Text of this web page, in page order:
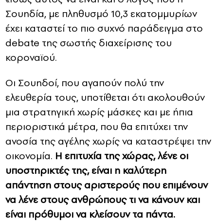
Σουηδία, με πληθυσμό 10,3 εκατομμυρίων
έχει καταστεί το πιο συχνό παράδειγμα στο
debate της σωστής διαχείρισης του
κοροναϊού.
Οι Σουηδοί, που αγαπούν πολύ την
ελευθερία τους, υποτίθεται ότι ακολουθούν
μια στρατηγική χωρίς μάσκες και με ήπια
περιοριστικά μέτρα, που θα επιτύχει την
ανοσία της αγέλης χωρίς να καταστρέψει την
οικονομία. Η επιτυχία της χώρας, λένε οι
υποστηρικτές της, είναι η καλύτερη
απάντηση στους αριστερούς που επιμένουν
να λένε στους ανθρώπους τι να κάνουν και
είναι πρόθυμοι να κλείσουν τα πάντα.